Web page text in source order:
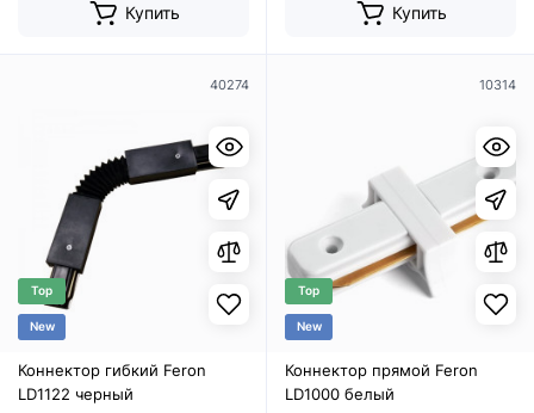
Купить Купить
40274
Top
New
Коннектор гибкий Feron
LD1122 черный
10314
Top
New
Коннектор прямой Feron
LD1000 белый